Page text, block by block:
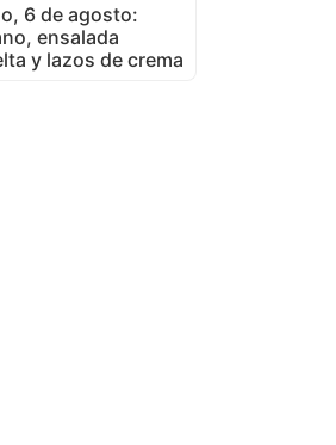
6 de agosto:
ensalada
y lazos de crema